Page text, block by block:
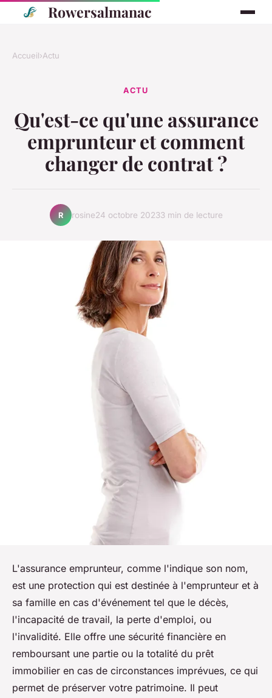
Rowersalmanac
Accueil›Actu
ACTU
Qu'est-ce qu'une assurance
emprunteur et comment
changer de contrat ?
R rosine24 octobre 20233 min de lecture
L'assurance emprunteur, comme l'indique son nom,
est une protection qui est destinée à l'emprunteur et à
sa famille en cas d'événement tel que le décès,
l'incapacité de travail, la perte d'emploi, ou
l'invalidité. Elle offre une sécurité financière en
remboursant une partie ou la totalité du prêt
immobilier en cas de circonstances imprévues, ce qui
permet de préserver votre patrimoine. Il peut